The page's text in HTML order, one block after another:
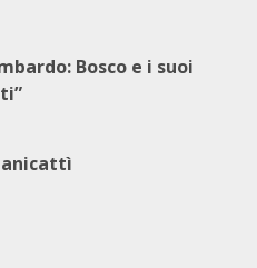
Bosco e i suoi